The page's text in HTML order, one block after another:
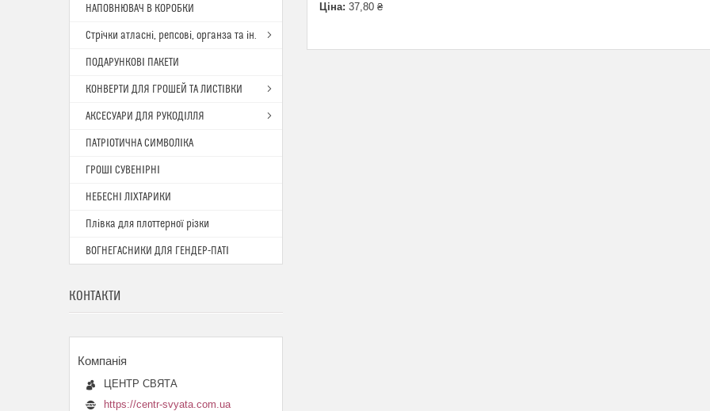
Ціна: 37,80 ₴
НАПОВНЮВАЧ В КОРОБКИ
Стрічки атласні, репсові, органза та ін.
ПОДАРУНКОВІ ПАКЕТИ
КОНВЕРТИ ДЛЯ ГРОШЕЙ ТА ЛИСТІВКИ
АКСЕСУАРИ ДЛЯ РУКОДІЛЛЯ
ПАТРІОТИЧНА СИМВОЛІКА
ГРОШІ СУВЕНІРНІ
НЕБЕСНІ ЛІХТАРИКИ
Плівка для плоттерної різки
ВОГНЕГАСНИКИ ДЛЯ ГЕНДЕР-ПАТІ
КОНТАКТИ
ЦЕНТР СВЯТА
https://centr-svyata.com.ua